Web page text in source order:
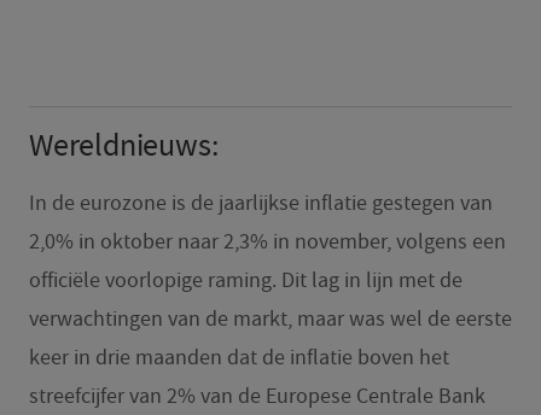
Wereldnieuws:
In de eurozone is de jaarlijkse inflatie gestegen van
2,0% in oktober naar 2,3% in november, volgens een
officiële voorlopige raming. Dit lag in lijn met de
verwachtingen van de markt, maar was wel de eerste
keer in drie maanden dat de inflatie boven het
streefcijfer van 2% van de Europese Centrale Bank